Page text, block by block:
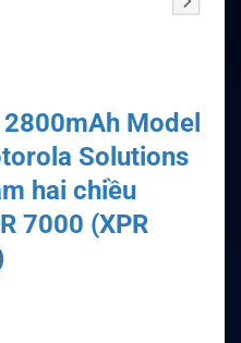
2800mAh Model
Solutions
hai chiều
7000 (XPR